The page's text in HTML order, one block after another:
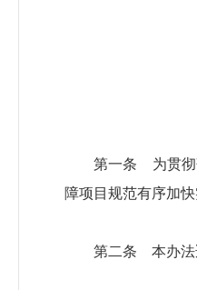
第一条 为贯彻
障项目规范有序加
第二条 本办法